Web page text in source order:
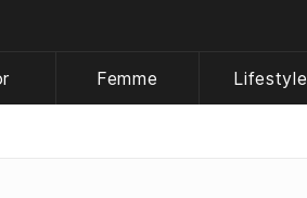
Femme Lifestyle